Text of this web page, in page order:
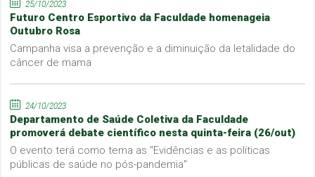
25/10/2023
Futuro Centro Esportivo da Faculdade homenageia
Outubro Rosa
Campanha visa a prevenção e a diminuição da letalidade do
câncer de mama
24/10/2023
Departamento de Saúde Coletiva da Faculdade
promoverá debate científico nesta quinta-feira (26/out)
O evento terá como tema as "Evidências e as políticas
públicas de saúde no pós-pandemia"